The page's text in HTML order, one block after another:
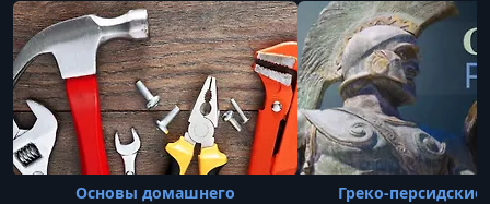
Основы домашнего
Греко-